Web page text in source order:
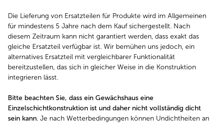
Die Lieferung von Ersatzteilen für Produkte wird im Allgemeinen
für mindestens 5 Jahre nach dem Kauf sichergestellt. Nach
diesem Zeitraum kann nicht garantiert werden, dass exakt das
gleiche Ersatzteil verfügbar ist. Wir bemühen uns jedoch, ein
alternatives Ersatzteil mit vergleichbarer Funktionalität
bereitzustellen, das sich in gleicher Weise in die Konstruktion
integrieren lässt.
Bitte beachten Sie, dass ein Gewächshaus eine
Einzelschichtkonstruktion ist und daher nicht vollständig dicht
sein kann. Je nach Wetterbedingungen können Undichtheiten an